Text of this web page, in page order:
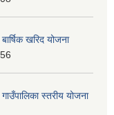
खरिद योजना
स्तरीय योजना